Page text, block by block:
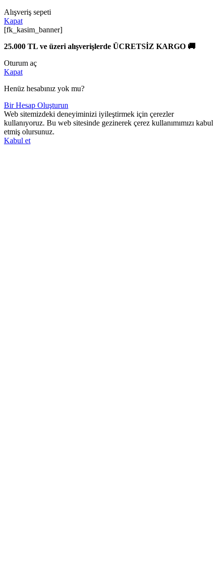
Alışveriş sepeti
Kapat
[fk_kasim_banner]
25.000 TL ve üzeri alışverişlerde ÜCRETSİZ KARGO 🚚
Oturum aç
Kapat
Henüz hesabınız yok mu?
Bir Hesap Oluşturun
Web sitemizdeki deneyiminizi iyileştirmek için çerezler
kullanıyoruz. Bu web sitesinde gezinerek çerez kullanımımızı kabul
etmiş olursunuz.
Kabul et